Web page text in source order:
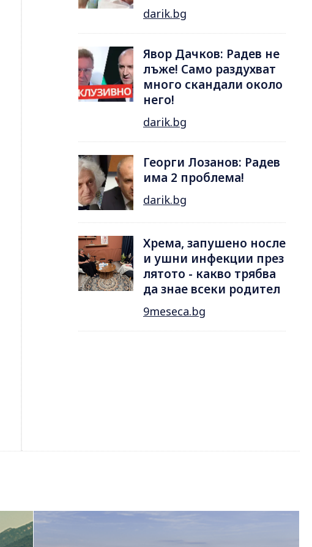
darik.bg
Явор Дачков: Радев не
лъже! Само раздухват
много скандали около
него!
darik.bg
Георги Лозанов: Радев
има 2 проблема!
darik.bg
Хрема, запушено носле
и ушни инфекции през
лятотo - какво трябва
да знае всеки родител
9meseca.bg